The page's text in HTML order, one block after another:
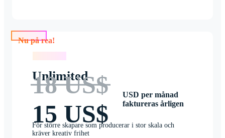
Nu på rea!
Unlimited
18 US$
15 US$
USD per månad
faktureras årligen
För större skapare som producerar i stor skala och
kräver kreativ frihet